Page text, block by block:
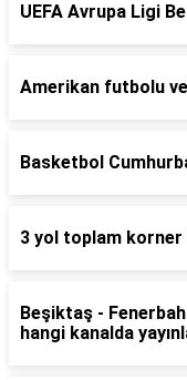
UEFA Avrupa Ligi
Amerikan futbolu ve
Basketbol
3 yol toplam korner
Beşiktaş -
hangi kanalda